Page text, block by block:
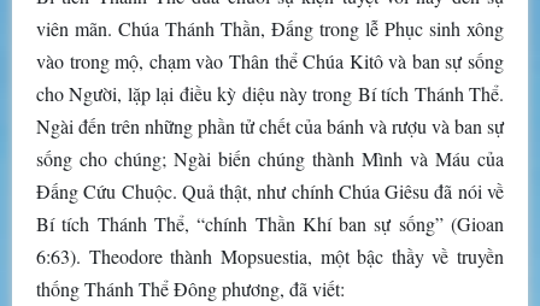
viên mãn. Chúa Thánh Thần, Đấng trong lễ Phục sinh xông
vào trong mộ, chạm vào Thân thể Chúa Kitô và ban sự sống
cho Người, lặp lại điều kỳ diệu này trong Bí tích Thánh Thể.
Ngài đến trên những phần tử chết của bánh và rượu và ban sự
sống cho chúng; Ngài biến chúng thành Mình và Máu của
Đấng Cứu Chuộc. Quả thật, như chính Chúa Giêsu đã nói về
Bí tích Thánh Thể, “chính Thần Khí ban sự sống” (Gioan
6:63). Theodore thành Mopsuestia, một bậc thầy về truyền
thống Thánh Thể Đông phương, đã viết: